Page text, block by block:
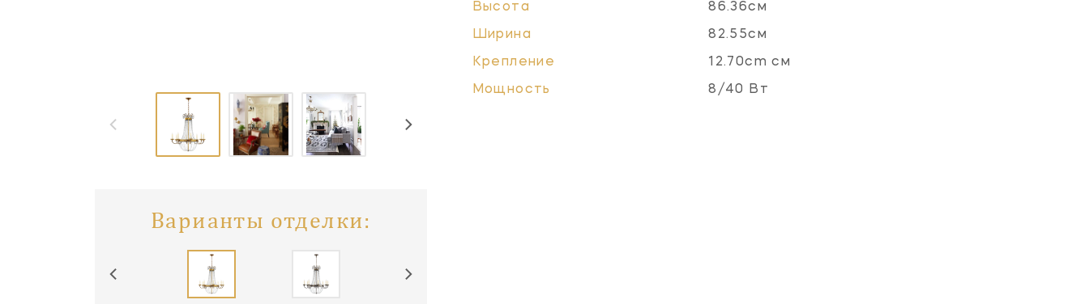
Варианты отделки:
Высота 86.36см
Ширина 82.55см
Крепление 12.70cm см
Мощность 8/40 Вт